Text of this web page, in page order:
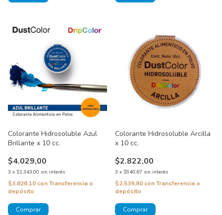
Colorante Hidrosoluble Azul
Brillante x 10 cc.
$4.029,00
3 x $1.343,00 sin interés
$3.626,10 conTransferencia o
depósito
Colorante Hidrosoluble Arcilla
x 10 cc.
$2.822,00
3 x $940,67 sin interés
$2.539,80 conTransferencia o
depósito